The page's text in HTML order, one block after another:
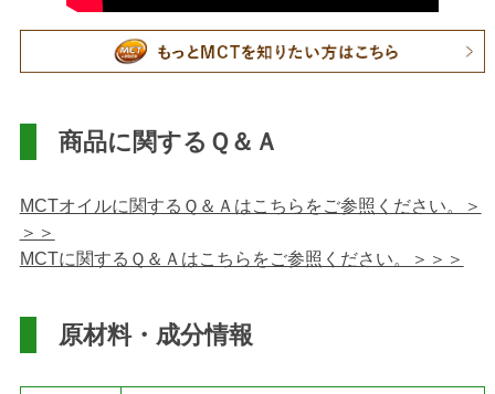
商品に関するＱ＆Ａ
MCTオイルに関するＱ＆Ａはこちらをご参照ください。＞
＞＞
MCTに関するＱ＆Ａはこちらをご参照ください。＞＞＞
原材料・成分情報